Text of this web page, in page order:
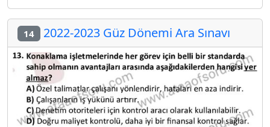
14 2022-2023 Güz Dönemi Ara Sınavı